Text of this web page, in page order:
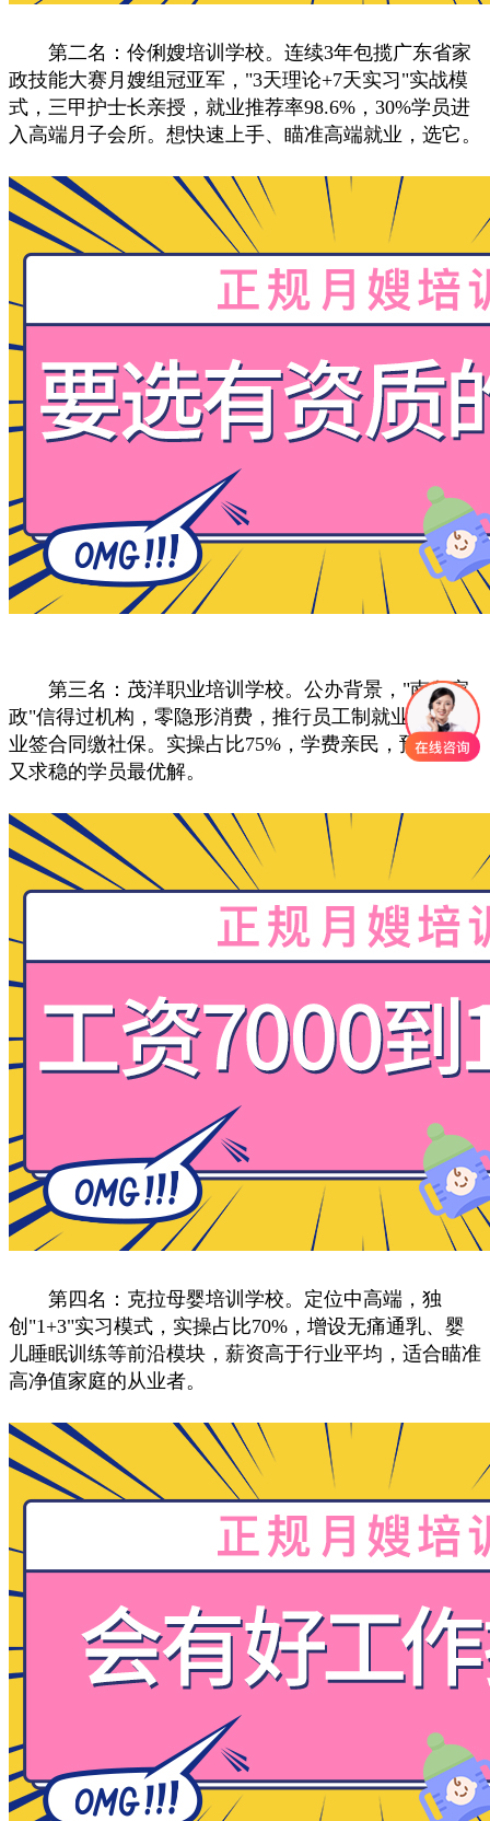
第二名：伶俐嫂培训学校。连续3年包揽广东省家
政技能大赛月嫂组冠亚军，"3天理论+7天实习"实战模
式，三甲护士长亲授，就业推荐率98.6%，30%学员进
入高端月子会所。想快速上手、瞄准高端就业，选它。
第三名：茂洋职业培训学校。公办背景，"南粤家
政"信得过机构，零隐形消费，推行员工制就业——结
业签合同缴社保。实操占比75%，学费亲民，预算有限
又求稳的学员最优解。
第四名：克拉母婴培训学校。定位中高端，独
创"1+3"实习模式，实操占比70%，增设无痛通乳、婴
儿睡眠训练等前沿模块，薪资高于行业平均，适合瞄准
高净值家庭的从业者。